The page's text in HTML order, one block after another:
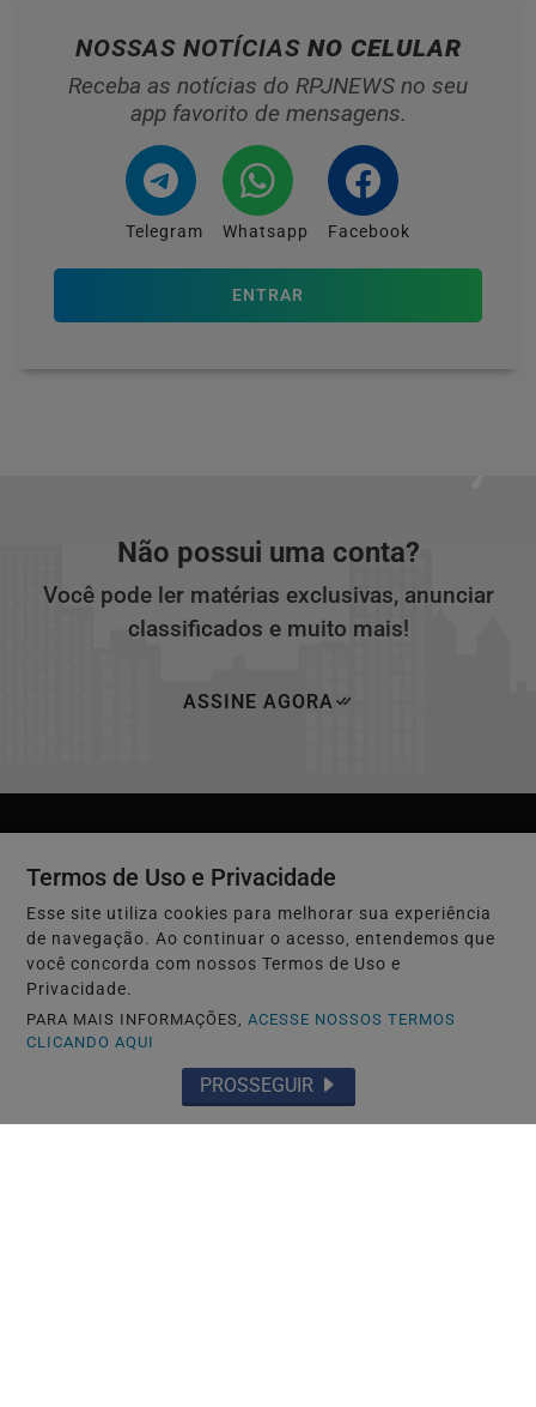
NOSSAS NOTÍCIAS NO CELULAR
Receba as notícias do RPJNEWS no seu
app favorito de mensagens.
Telegram Whatsapp Facebook
ENTRAR
Não possui uma conta?
Você pode ler matérias exclusivas, anunciar
classificados e muito mais!
ASSINE AGORA
INÍCIO |
TERMOS DE USO E PRIVACIDADE
Termos de Uso e Privacidade
Esse site utiliza cookies para melhorar sua experiência
de navegação. Ao continuar o acesso, entendemos que
você concorda com nossos Termos de Uso e
Privacidade.
PARA MAIS INFORMAÇÕES,ACESSE NOSSOS TERMOS
CLICANDO AQUI
PROSSEGUIR